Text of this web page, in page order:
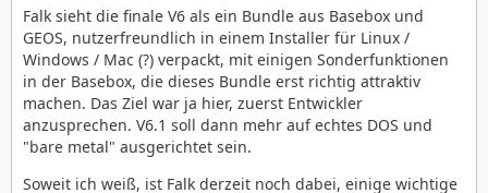
Falk sieht die finale V6 als ein Bundle aus Basebox und
GEOS, nutzerfreundlich in einem Installer für Linux /
Windows / Mac (?) verpackt, mit einigen Sonderfunktionen
in der Basebox, die dieses Bundle erst richtig attraktiv
machen. Das Ziel war ja hier, zuerst Entwickler
anzusprechen. V6.1 soll dann mehr auf echtes DOS und
"bare metal" ausgerichtet sein.
Soweit ich weiß, ist Falk derzeit noch dabei, einige wichtige